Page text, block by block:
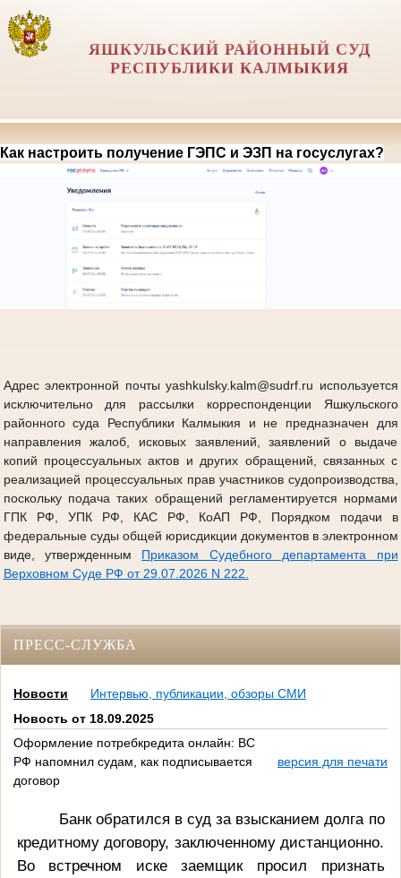
ЯШКУЛЬСКИЙ РАЙОННЫЙ СУД
РЕСПУБЛИКИ КАЛМЫКИЯ
Как настроить получение ГЭПС и ЭЗП на госуслугах?
Адрес электронной почты yashkulsky.kalm@sudrf.ru используется
исключительно для рассылки корреспонденции Яшкульского
районного суда Республики Калмыкия и не предназначен для
направления жалоб, исковых заявлений, заявлений о выдаче
копий процессуальных актов и других обращений, связанных с
реализацией процессуальных прав участников судопроизводства,
поскольку подача таких обращений регламентируется нормами
ГПК РФ, УПК РФ, КАС РФ, КоАП РФ, Порядком подачи в
федеральные суды общей юрисдикции документов в электронном
виде, утвержденным Приказом Судебного департамента при
Верховном Суде РФ от 29.07.2026 N 222.
ПРЕСС-СЛУЖБА
Новости
Интервью, публикации, обзоры СМИ
Новость от 18.09.2025
Оформление потребкредита онлайн: ВС
РФ напомнил судам, как подписывается
договор
версия для печати
Банк обратился в суд за взысканием долга по
кредитному договору, заключенному дистанционно.
Во встречном иске заемщик просил признать